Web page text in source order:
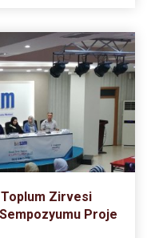
Zirvesi
Proje